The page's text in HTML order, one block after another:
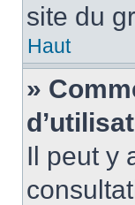
site du
Haut
»
Il peut y